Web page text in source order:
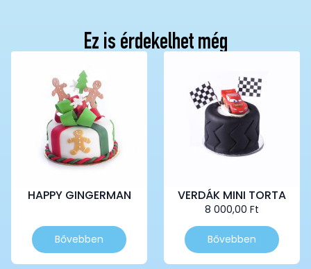
Ez is érdekelhet még
HAPPY GINGERMAN
Bővebben
Ennek
a
terméknek
VERDÁK MINI TORTA
8 000,00 Ft
Bővebben
Ennek
a
terméknek